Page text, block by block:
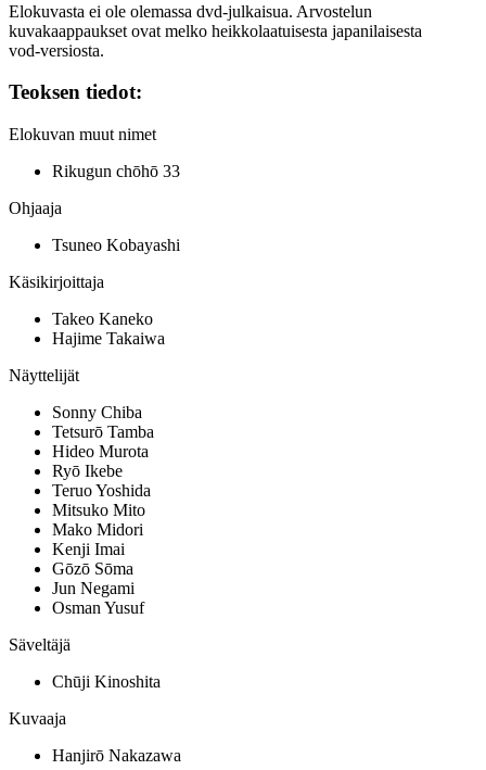
Elokuvasta ei ole olemassa dvd‑julkaisua. Arvostelun
kuvakaappaukset ovat melko heikkolaatuisesta japanilaisesta
vod‑versiosta.
Teoksen tiedot:
Elokuvan muut nimet
Rikugun chōhō 33
Ohjaaja
Tsuneo Kobayashi
Käsikirjoittaja
Takeo Kaneko
Hajime Takaiwa
Näyttelijät
Sonny Chiba
Tetsurō Tamba
Hideo Murota
Ryō Ikebe
Teruo Yoshida
Mitsuko Mito
Mako Midori
Kenji Imai
Gōzō Sōma
Jun Negami
Osman Yusuf
Säveltäjä
Chūji Kinoshita
Kuvaaja
Hanjirō Nakazawa